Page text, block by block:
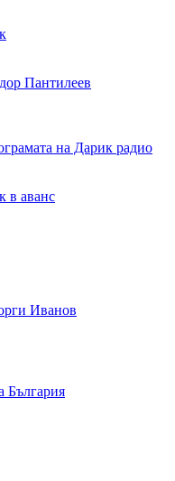
Пантилеев
на Дарик радио
в аванс
Иванов
България